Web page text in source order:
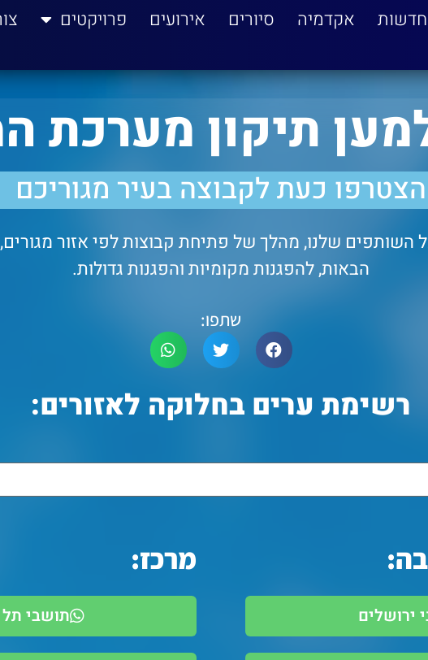
חדשות אקדמיה סיורים אירועים פרויקטים
תיקון מערכת
הצטרפו כעת לקבוצה בעיר מגוריכם
השותפים שלנו, מהלך של פתיחת קבוצות לפי אזור מגורים,
הבאות, להפגנות מקומיות והפגנות גדולות.
שתפו:
רשימת ערים בחלוקה לאזורים:
ירושלים
מרכז:
תושבי